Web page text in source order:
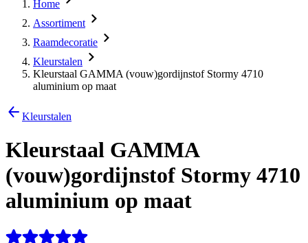
Home
Assortiment
Raamdecoratie
Kleurstalen
Kleurstaal GAMMA (vouw)gordijnstof Stormy 4710
aluminium op maat
Kleurstalen
Kleurstaal GAMMA
(vouw)gordijnstof Stormy 4710
aluminium op maat